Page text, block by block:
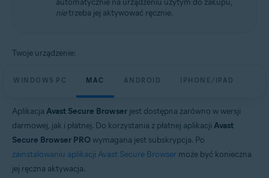
automatycznie na urządzeniu użytym do zakupu,
nietrzeba jej aktywować ręcznie.
Twoje urządzenie:
WINDOWS PC MAC ANDROID IPHONE/IPAD
Aplikacja Avast Secure Browser jest dostępna zarówno w wersji
darmowej, jak i płatnej. Do korzystania z płatnej aplikacji Avast
Secure Browser PROwymagana jest subskrypcja. Po
zainstalowaniu aplikacji Avast Secure Browser może być konieczna
jej ręczna aktywacja.